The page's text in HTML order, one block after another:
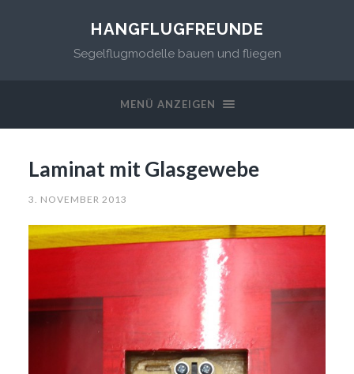
HANGFLUGFREUNDE
Segelflugmodelle bauen und fliegen
MENÜ ANZEIGEN
Laminat mit Glasgewebe
3. NOVEMBER 2013